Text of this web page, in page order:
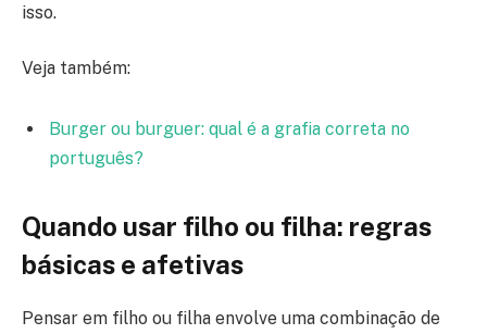
isso.
Veja também:
Burger ou burguer: qual é a grafia correta no
português?
Quando usar filho ou filha: regras
básicas e afetivas
Pensar em filho ou filha envolve uma combinação de